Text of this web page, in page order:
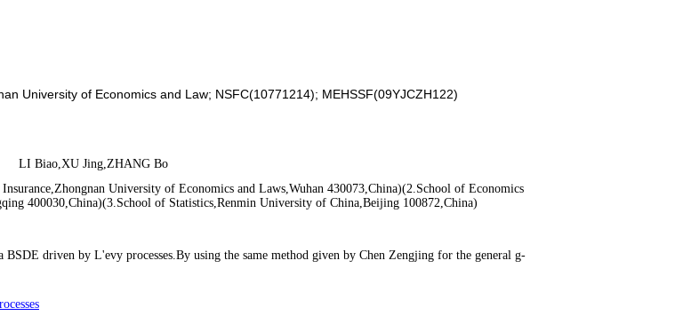
University of Economics and Law; NSFC(10771214); MEHSSF(09YJCZH122)
LI Biao,XU Jing,ZHANG Bo
University of Economics and Laws,Wuhan 430073,China)(2.School of Economics
400030,China)(3.School of Statistics,Renmin University of China,Beijing 100872,China)
driven by L'evy processes.By using the same method given by Chen Zengjing for the general g-